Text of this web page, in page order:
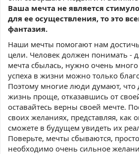
Ваша мечта не является
для ее осуществления, то это
фантазия.
Наши мечты помогают нам
цели. Человек должен понимать -
мечта сбылась, нужно очень много
успеха в жизни можно только
Поэтому многие люди думают, что
жизнь проще, отказавшись от
оставайтесь верны своей мечте.
своих желаниях, представляя, как
сможете в будущем увидеть их
Поверьте, мечты сбываются,
необходимо очень сильное